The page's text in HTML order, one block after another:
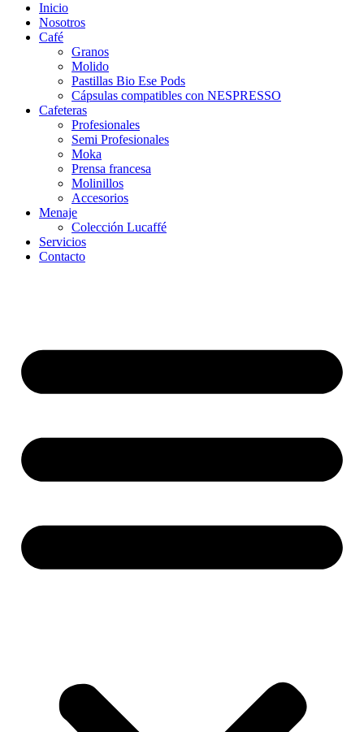
Inicio
Nosotros
Café
Granos
Molido
Pastillas Bio Ese Pods
Cápsulas compatibles con NESPRESSO
Cafeteras
Profesionales
Semi Profesionales
Moka
Prensa francesa
Molinillos
Accesorios
Menaje
Colección Lucaffé
Servicios
Contacto